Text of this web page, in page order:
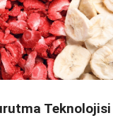
Teknolojisi